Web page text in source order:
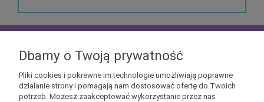
otrzymać kupony rabatowe na geekowe itemy
Dbamy o Twoją prywatność
Pliki cookies i pokrewne im technologie umożliwiają poprawne
działanie strony i pomagają nam dostosować ofertę do Twoich
potrzeb. Możesz zaakceptować wykorzystanie przez nas